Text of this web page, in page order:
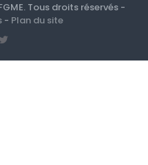
Tous droits réservés -
- Plan du site